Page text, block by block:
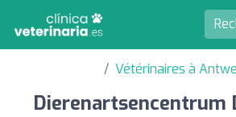
Vétérinaires à
Dierenartsencentrum